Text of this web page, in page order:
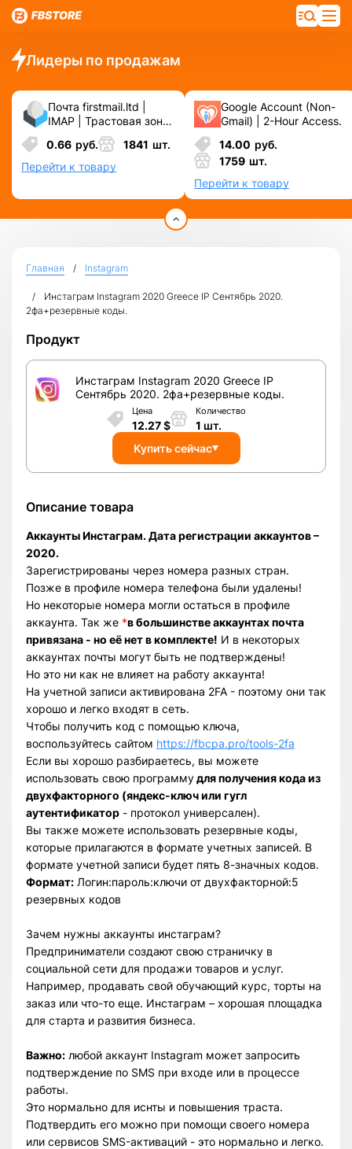
Лидеры по продажам
Почта firstmail.ltd |
IMAP | Трастовая зона
.COM ❗️ Новые, Чистые
❗️ С реальными
логинами | ☑️
Специально для ФБ/
0.66 руб. 1841 шт.
Перейти к товару
Google Account (Non-
Gmail) | 2-Hour Access.
14.00 руб.
1759 шт.
Перейти к товару
Главная Instagram
Инстаграм Instagram 2020 Greece IP Сентябрь 2020.
2фа+резервные коды.
Продукт
Инстаграм Instagram 2020 Greece IP
Сентябрь 2020. 2фа+резервные коды.
Цена
12.27 $
Количество
1 шт.
Купить сейчас
Описание товара
Аккаунты Инстаграм. Дата регистрации аккаунтов –
2020.
Зарегистрированы через номера разных стран.
Позже в профиле номера телефона были удалены!
Но некоторые номера могли остаться в профиле
аккаунта. Так же *в большинстве аккаунтах почта
привязана - но её нет в комплекте! И в некоторых
аккаунтах почты могут быть не подтверждены!
Но это ни как не влияет на работу аккаунта!
На учетной записи активирована 2FA - поэтому они так
хорошо и легко входят в сеть.
Чтобы получить код с помощью ключа,
воспользуйтесь сайтом https://fbcpa.pro/tools-2fa
Если вы хорошо разбираетесь, вы можете
использовать свою программудля получения кода из
двухфакторного (яндекс-ключ или гугл
аутентификатор - протокол универсален).
Вы также можете использовать резервные коды,
которые прилагаются в формате учетных записей. В
формате учетной записи будет пять 8-значных кодов.
Формат: Логин:пароль:ключи от двухфакторной:5
резервных кодов
Зачем нужны аккаунты инстаграм?
Предприниматели создают свою страничку в
социальной сети для продажи товаров и услуг.
Например, продавать свой обучающий курс, торты на
заказ или что-то еще. Инстаграм – хорошая площадка
для старта и развития бизнеса.
Важно: любой аккаунт Instagram может запросить
подтверждение по SMS при входе или в процессе
работы.
Это нормально для иснты и повышения траста.
Подтвердить его можно при помощи своего номера
или сервисов SMS-активаций - это нормально и легко.